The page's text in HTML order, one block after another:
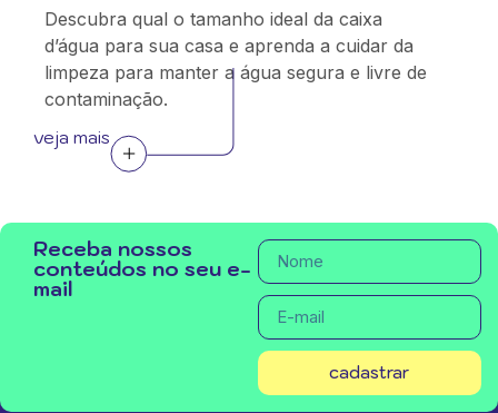
Descubra qual o tamanho ideal da caixa
d’água para sua casa e aprenda a cuidar da
limpeza para manter a água segura e livre de
contaminação.
veja mais
Receba nossos
conteúdos no seu e-
mail
cadastrar